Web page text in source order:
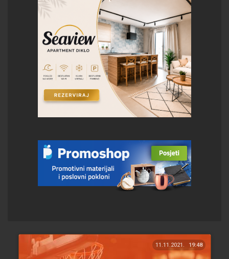
11.11.2021. 19:48